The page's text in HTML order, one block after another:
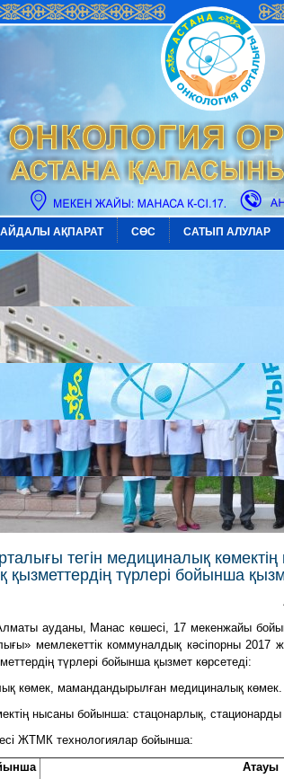
АҚПАРАТ СӨС САТЫП АЛУЛАР
тегін медициналық көмектің
түрлері бойынша
ауданы, Манас көшесі, 17 мекенжайы
мемлекеттік коммуналдық кәсіпорны 2017
түрлері бойынша қызмет көрсетеді:
көмек, мамандандырылған медициналық көмек.
нысаны бойынша: стацонарлық,
ЖТМК технологиялар бойынша:
Атауы